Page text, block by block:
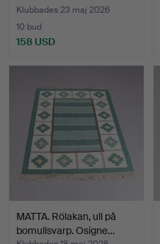
Handknuten, ull …
Klubbades 23 maj 2026
10 bud
158 USD
MATTA. Rölakan, ull på
bomullsvarp. Osigne…